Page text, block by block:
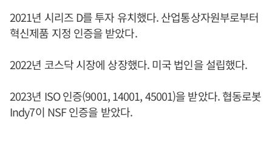
2021년 시리즈 D를 투자 유치했다. 산업통상자원부로부터
혁신제품 지정 인증을 받았다.
2022년 코스닥 시장에 상장했다. 미국 법인을 설립했다.
2023년 ISO 인증(9001, 14001, 45001)을 받았다. 협동로봇
Indy7이 NSF 인증을 받았다.